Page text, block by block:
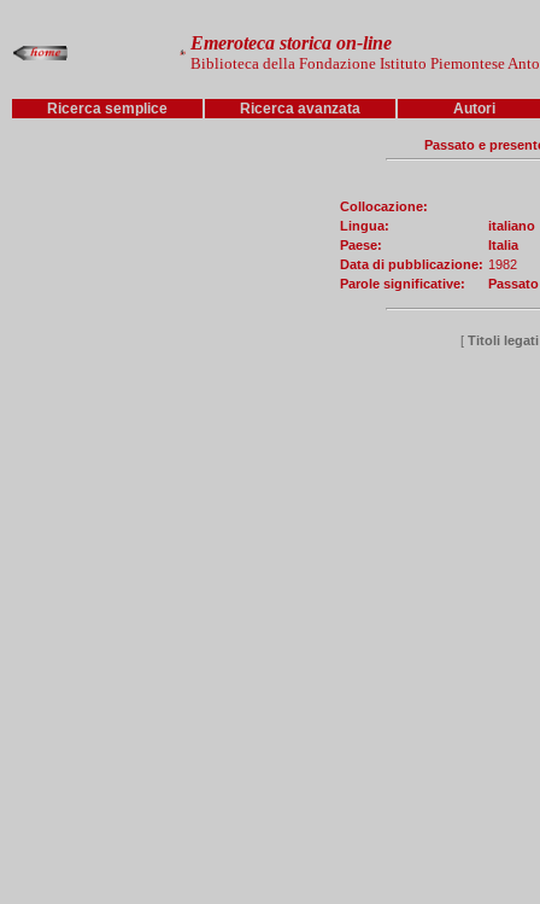
Emeroteca storica on-line
Biblioteca della Fondazione Istituto Piemontese
Ricerca semplice Ricerca avanzata Autori
Passato e
Collocazione:
Lingua:
italiano
Paese:
Italia
Data di pubblicazione: 1982
Parole significative:
Passato
[ Titoli